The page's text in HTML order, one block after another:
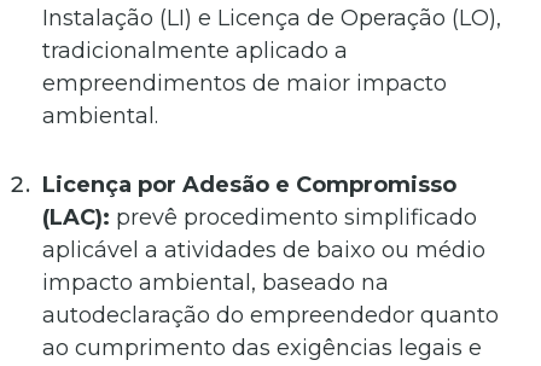
Instalação (LI) e Licença de Operação (LO),
tradicionalmente aplicado a
empreendimentos de maior impacto
ambiental.
Licença por Adesão e Compromisso
(LAC): prevê procedimento simplificado
aplicável a atividades de baixo ou médio
impacto ambiental, baseado na
autodeclaração do empreendedor quanto
ao cumprimento das exigências legais e